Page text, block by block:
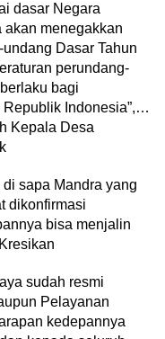
dasar Negara
akan menegakkan
Dasar Tahun
perundang-
bagi
Indonesia”,…
Kepala Desa
sapa Mandra yang
dikonfirmasi
bisa menjalin
sudah resmi
Pelayanan
kedepannya